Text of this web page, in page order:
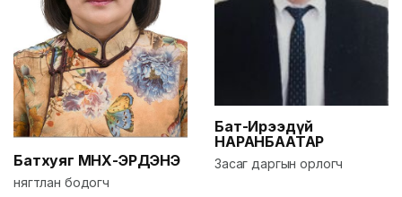
Батхуяг МӨНХ-ЭРДЭНЭ
нягтлан бодогч
Бат-Ирээдүй
НАРАНБААТАР
Засаг даргын орлогч